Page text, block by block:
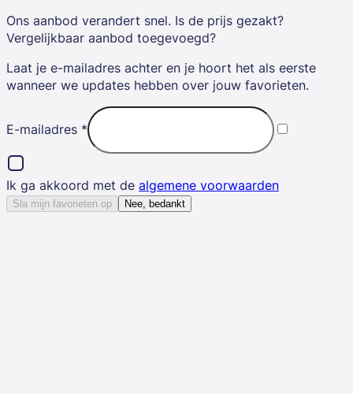
Ons aanbod verandert snel. Is de prijs gezakt?
Vergelijkbaar aanbod toegevoegd?
Laat je e-mailadres achter en je hoort het als eerste
wanneer we updates hebben over jouw favorieten.
E-mailadres *
Ik ga akkoord met de algemene voorwaarden
Sla mijn favorieten op Nee, bedankt